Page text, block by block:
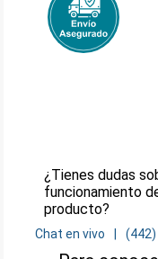
¿Tienes dudas
funcionamiento
producto?
Chat en vivo